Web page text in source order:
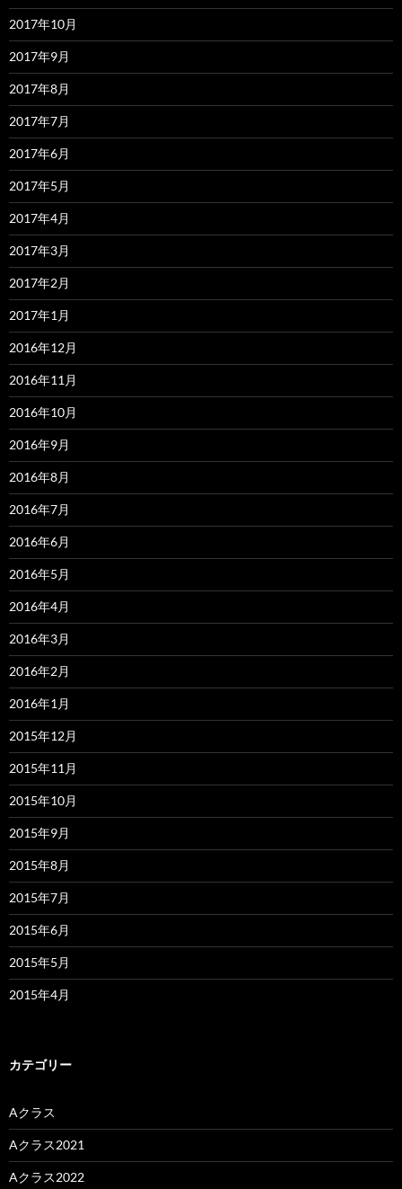
2017年10月
2017年9月
2017年8月
2017年7月
2017年6月
2017年5月
2017年4月
2017年3月
2017年2月
2017年1月
2016年12月
2016年11月
2016年10月
2016年9月
2016年8月
2016年7月
2016年6月
2016年5月
2016年4月
2016年3月
2016年2月
2016年1月
2015年12月
2015年11月
2015年10月
2015年9月
2015年8月
2015年7月
2015年6月
2015年5月
2015年4月
カテゴリー
Aクラス
Aクラス2021
Aクラス2022